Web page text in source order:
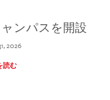
ンパスを開設
2026
読む